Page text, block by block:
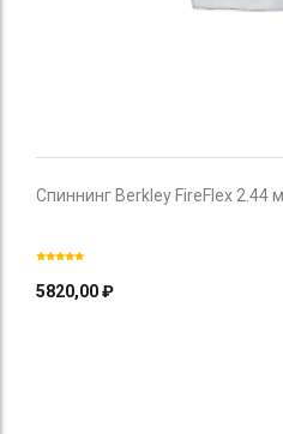
Спиннинг Berkley FireFlex 2.44
5820,00₽